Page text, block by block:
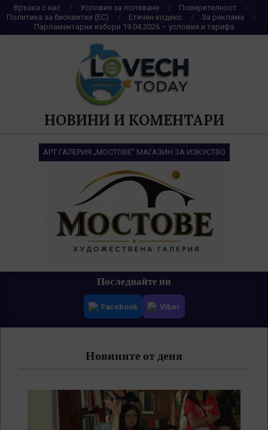
Skip
to
content
Връзка с нас Условия за ползване
Поверителност
Политика за бисквитки (ЕС)
Етичен кодекс
За реклама
Парламентарни избори 19.04.2026 – условия и тарифа
НОВИНИ И КОМЕНТАРИ
АРТ ГАЛЕРИЯ „МОСТОВЕ“ МАГАЗИН ЗА ИЗКУСТВО
Последвайте ни
Facebook Viber
Новините от деня